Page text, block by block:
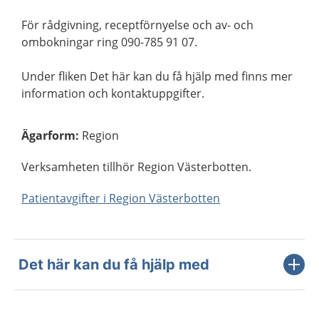
För rådgivning, receptförnyelse och av- och
ombokningar ring 090-785 91 07.
Under fliken Det här kan du få hjälp med finns mer
information och kontaktuppgifter.
Ägarform: Region
Verksamheten tillhör Region Västerbotten.
Patientavgifter i Region Västerbotten
Det här kan du få hjälp med